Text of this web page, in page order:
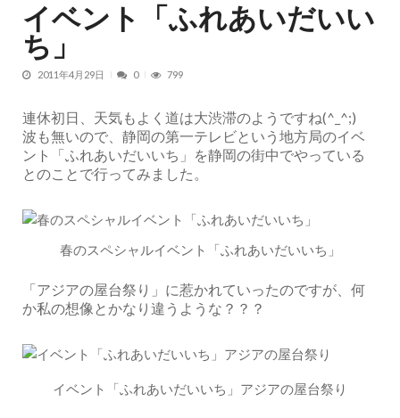
イベント「ふれあいだいい
ち」
2011年4月29日 0 799
連休初日、天気もよく道は大渋滞のようですね(^_^;)
波も無いので、静岡の第一テレビという地方局のイベ
ント「ふれあいだいいち」を静岡の街中でやっている
とのことで行ってみました。
春のスペシャルイベント「ふれあいだいいち」
「アジアの屋台祭り」に惹かれていったのですが、何
か私の想像とかなり違うような？？？
イベント「ふれあいだいいち」アジアの屋台祭り